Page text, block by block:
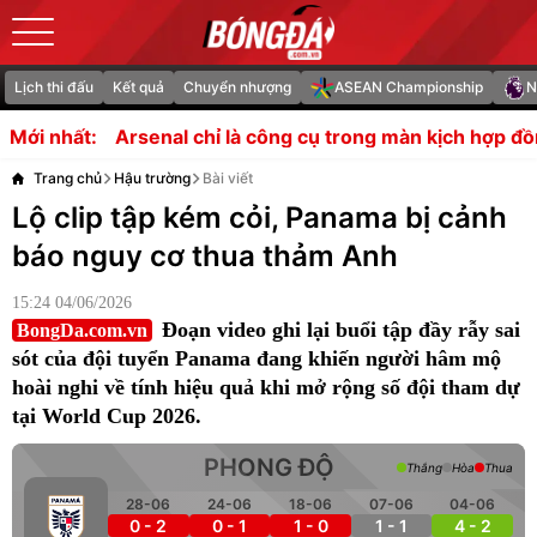
Lịch thi đấu Kết quả Chuyển nhượng ASEAN Championship
Mới nhất:
chỉ là công cụ trong màn kịch hợp đồng của Vinicius?
Trang chủ Hậu trường Bài viết
Lộ clip tập kém cỏi, Panama bị cảnh
báo nguy cơ thua thảm Anh
15:24 04/06/2026
BongDa.com.vn
Đoạn video ghi lại buổi tập đầy rẫy sai
sót của đội tuyển Panama đang khiến người hâm mộ
hoài nghi về tính hiệu quả khi mở rộng số đội tham dự
tại World Cup 2026.
PHONG ĐỘ
28-06
0 - 2
24-06
0 - 1
18-06
1 - 0
07-06
1 - 1
04-06
4 - 2
Thắng Hòa Thua